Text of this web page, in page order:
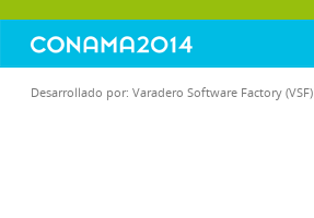
Desarrollado por: Varadero Software Factory (VSF)